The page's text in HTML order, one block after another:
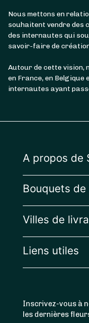
Nous mettons en
souhaitent vendre des
des internautes qui
savoir-faire de
Autour de cette vision,
en France, en Belgique
internautes ayant
A propos de
Bouquets
Villes de
Liens utiles
Inscrivez-vous à
les dernières